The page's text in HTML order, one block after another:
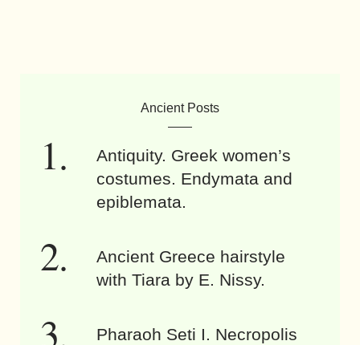
Ancient Posts
Antiquity. Greek women’s
costumes. Endymata and
epiblemata.
Ancient Greece hairstyle
with Tiara by E. Nissy.
Pharaoh Seti I. Necropolis